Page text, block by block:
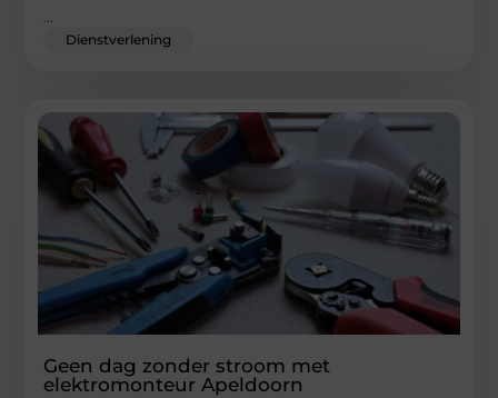
Dienstverlening
Geen dag zonder stroom met
elektromonteur Apeldoorn